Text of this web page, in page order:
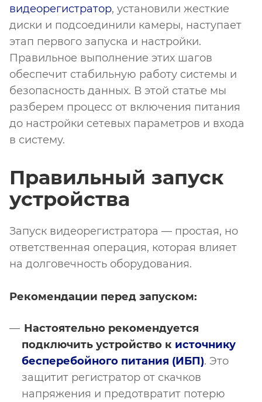
видеорегистратор, установили жесткие
диски и подсоединили камеры, наступает
этап первого запуска и настройки.
Правильное выполнение этих шагов
обеспечит стабильную работу системы и
безопасность данных. В этой статье мы
разберем процесс от включения питания
до настройки сетевых параметров и входа
в систему.
Правильный запуск
устройства
Запуск видеорегистратора — простая, но
ответственная операция, которая влияет
на долговечность оборудования.
Рекомендации перед запуском:
Настоятельно рекомендуется
подключить устройство к источнику
бесперебойного питания (ИБП). Это
защитит регистратор от скачков
напряжения и предотвратит потерю